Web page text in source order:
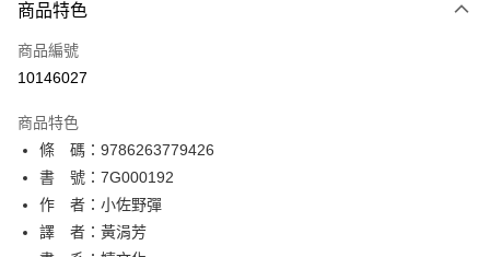
信用卡一次付款
超商取貨付款
相關說明
【關於「AFTEE先享後付」】
AFTEE先享後付是「在收到商品之後才付款」的支付方式。 讓您購物簡單
便利好安心！
１．簡單：不需註冊會員、不需綁卡、不需儲值。
２．便利：只要手機號碼，簡訊認證，即可結帳。
３．安心：先確認商品／服務後，再付款。
ATM付款
運送方式
商品特色
商品編號
10146027
商品特色
條 碼：9786263779426
書 號：7G000192
作 者：小佐野彈
譯 者：黃涓芳